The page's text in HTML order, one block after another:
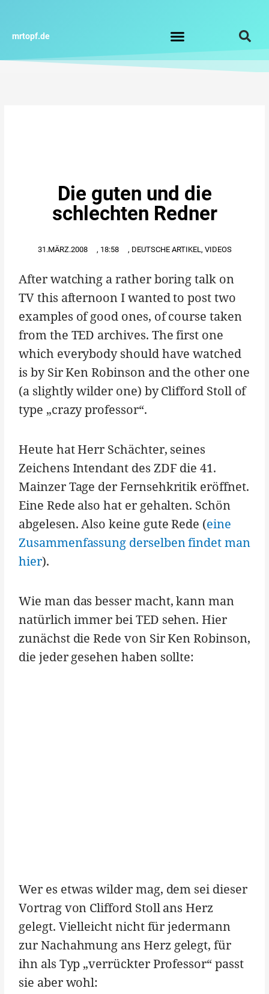
springen
mrtopf.de
Die guten und die
schlechten Redner
31.MÄRZ.2008 , 18:58 , DEUTSCHE ARTIKEL, VIDEOS
After watching a rather boring talk on
TV this afternoon I wanted to post two
examples of good ones, of course taken
from the TED archives. The first one
which everybody should have watched
is by Sir Ken Robinson and the other one
(a slightly wilder one) by Clifford Stoll of
type „crazy professor“.
Heute hat Herr Schächter, seines
Zeichens Intendant des ZDF die 41.
Mainzer Tage der Fernsehkritik eröffnet.
Eine Rede also hat er gehalten. Schön
abgelesen. Also keine gute Rede (eine
Zusammenfassung derselben findet man
hier).
Wie man das besser macht, kann man
natürlich immer bei TED sehen. Hier
zunächst die Rede von Sir Ken Robinson,
die jeder gesehen haben sollte:
Wer es etwas wilder mag, dem sei dieser
Vortrag von Clifford Stoll ans Herz
gelegt. Vielleicht nicht für jedermann
zur Nachahmung ans Herz gelegt, für
ihn als Typ „verrückter Professor“ passt
sie aber wohl: